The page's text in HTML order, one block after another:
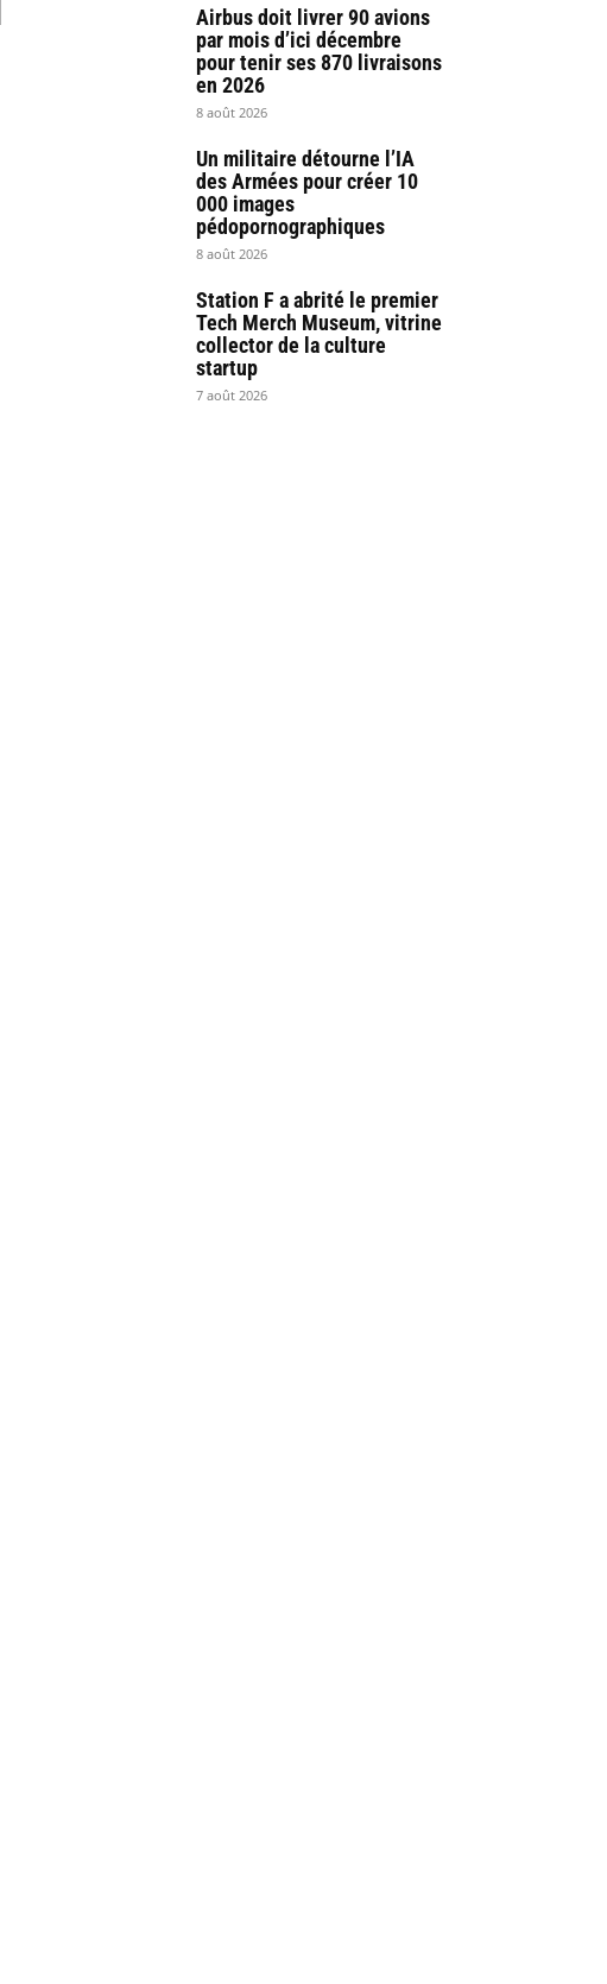
Airbus doit livrer 90 avions
par mois d’ici décembre
pour tenir ses 870 livraisons
en 2026
8 août 2026
Un militaire détourne l’IA
des Armées pour créer 10
000 images
pédopornographiques
8 août 2026
Station F a abrité le premier
Tech Merch Museum, vitrine
collector de la culture
startup
7 août 2026